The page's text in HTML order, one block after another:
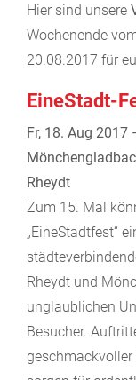
Hier sind unsere
Wochenende
20.08.2017 für
EineStadt-
Fr, 18. Aug 2017
Rheydt
Zum 15. Mal
„EineStadtfest“
Rheydt und
unglaublichen
Besucher.